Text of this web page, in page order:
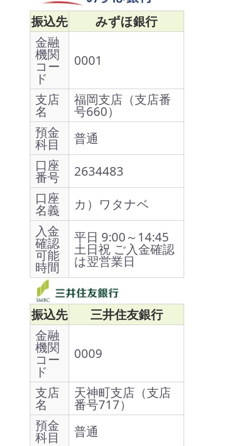
振込先
みずほ銀行
金融
機関
コー
ド
0001
支店
名
福岡支店（支店番
号660）
預金
科目
普通
口座
番号
2634483
口座
名義
カ）ワタナベ
入金
確認
可能
時間
平日 9:00～14:45
土日祝 ご入金確認
は翌営業日
振込先
三井住友銀行
金融
機関
コー
ド
0009
支店
名
天神町支店（支店
番号717）
預金
科目
普通